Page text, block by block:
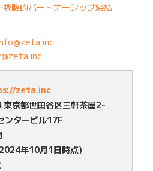
略的パートナーシップ締結
zeta.inc
京都世田谷区三軒茶屋2-
ンタービル17F
年10月1日時点)